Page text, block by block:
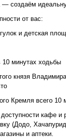
— создаём
от вас:
и детская
минутах ходьбы
князя
Кремля всего 10
кафе и
(Додо,
и аптеки.